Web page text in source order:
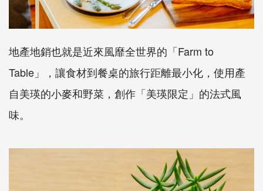
地產地銷也就是近來風靡全世界的「Farm to
Table」，讓食材到餐桌的旅行距離最小化，使用產
自美瑛的小麥和野菜，創作「美瑛限定」的法式風
味。